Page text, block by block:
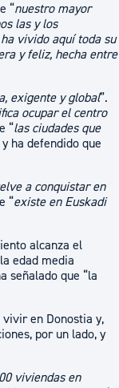
“nuestro mayor
las y los
vivido aquí toda su
y feliz, hecha entre
exigente y global”.
ocupar el centro
“las ciudades que
y ha defendido que
a conquistar en
“existe en Euskadi
alcanza el
edad media
señalado que “la
en Donostia y,
por un lado, y
viviendas en